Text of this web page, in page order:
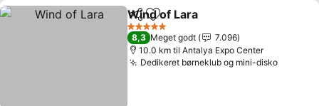
Del Føj til favoritter
Wind of Lara
5 Stjerner
8,3 Meget godt
7.096
10.0 km til Antalya Expo Center
Dedikeret børneklub og mini-disko